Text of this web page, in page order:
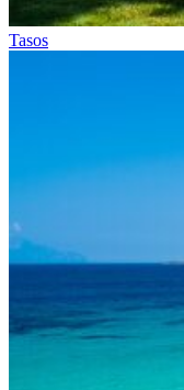
Tasos